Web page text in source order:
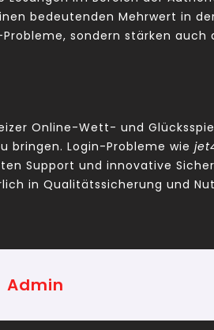
bedeutenden Mehrwert in
sondern stärken
Online-Wett- und
bringen. Login-Probleme wie
Support und innovative
in Qualitätssicherung und
Admin